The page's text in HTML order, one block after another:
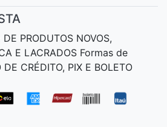
PRODUTOS NOVOS,
E LACRADOS Formas de
CRÉDITO, PIX E BOLETO